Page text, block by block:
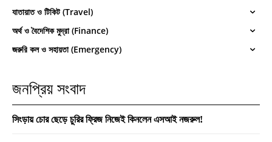
যাতায়াত ও টিকিট (Travel)
অর্থ ও বৈদেশিক মুদ্রা (Finance)
জরুরি কল ও সহায়তা (Emergency)
জনপ্রিয় সংবাদ
সিংড়ায় চোর ছেড়ে চুরির ফ্রিজ নিজেই কিনলেন এসআই নজরুল!